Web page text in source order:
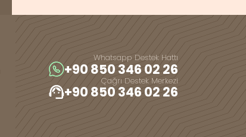
Whatsapp Destek Hattı
+90 850 346 02 26
Çağrı Destek Merkezi
+90 850 346 02 26